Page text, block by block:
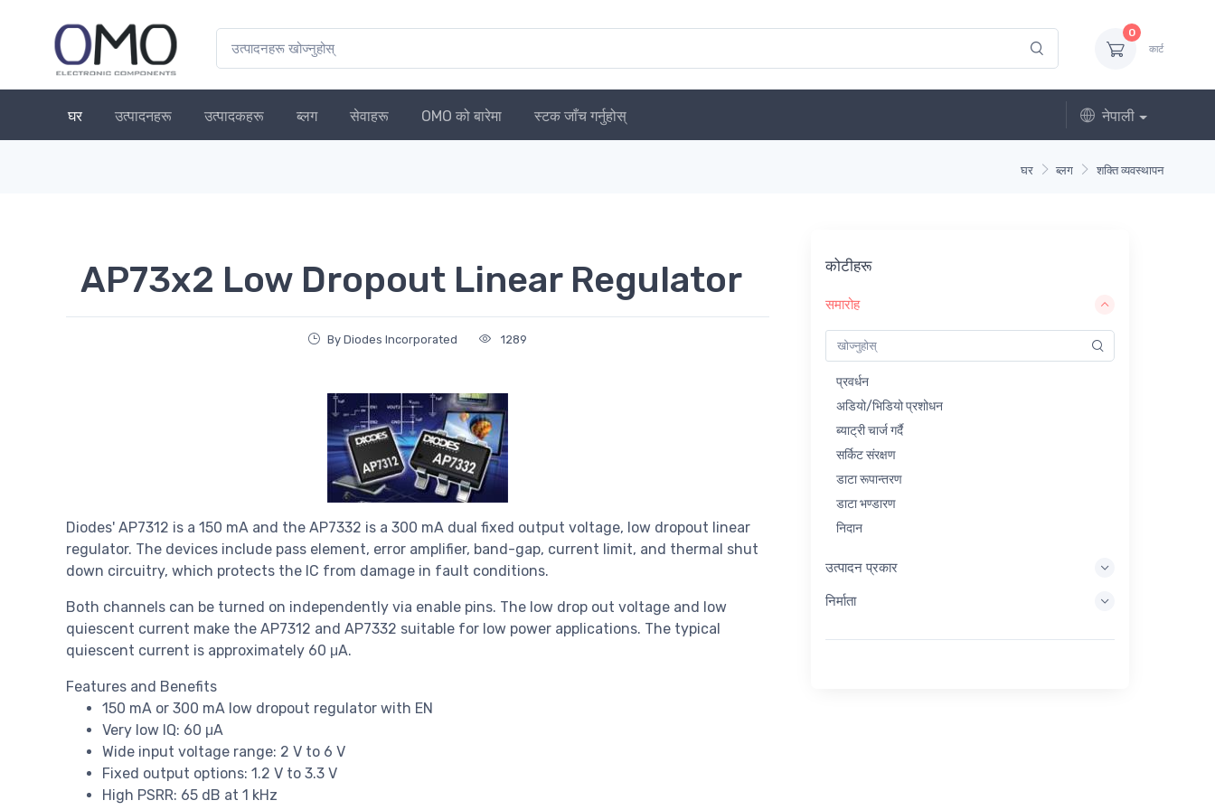
0
कार्ट
घर उत्पादनहरू उत्पादकहरू ब्लग सेवाहरू OMO को बारेमा स्टक जाँच गर्नुहोस् नेपाली
घर ब्लग शक्ति व्यवस्थापन
AP73x2 Low Dropout Linear Regulator
By Diodes Incorporated 1289
Diodes' AP7312 is a 150 mA and the AP7332 is a 300 mA dual fixed output voltage, low dropout linear
regulator. The devices include pass element, error amplifier, band-gap, current limit, and thermal shut
down circuitry, which protects the IC from damage in fault conditions.
Both channels can be turned on independently via enable pins. The low drop out voltage and low
quiescent current make the AP7312 and AP7332 suitable for low power applications. The typical
quiescent current is approximately 60 μA.
Features and Benefits
150 mA or 300 mA low dropout regulator with EN
Very low IQ: 60 μA
Wide input voltage range: 2 V to 6 V
Fixed output options: 1.2 V to 3.3 V
High PSRR: 65 dB at 1 kHz
कोटीहरू
समारोह
प्रवर्धन
अडियो/भिडियो प्रशोधन
ब्याट्री चार्ज गर्दै
सर्किट संरक्षण
डाटा रूपान्तरण
डाटा भण्डारण
निदान
इम्बेडेड प्रशोधन
ऊर्जा सङ्कलन
उत्पादन प्रकार
निर्माता